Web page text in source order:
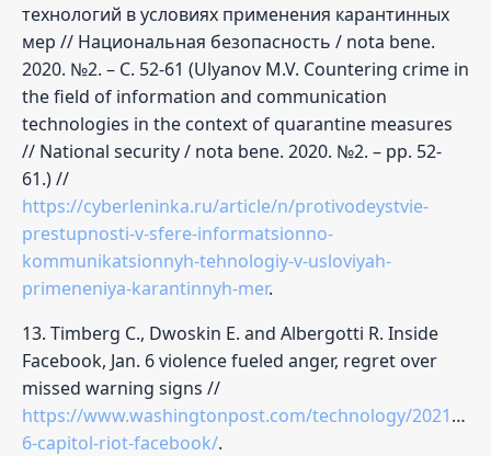
технологий в условиях применения карантинных
мер // Национальная безопасность / nota bene.
2020. №2. – C. 52-61 (Ulyanov M.V. Countering crime in
the field of information and communication
technologies in the context of quarantine measures
// National security / nota bene. 2020. №2. – pp. 52-
61.) //
https://cyberleninka.ru/article/n/protivodeystvie-
prestupnosti-v-sfere-informatsionno-
kommunikatsionnyh-tehnologiy-v-usloviyah-
primeneniya-karantinnyh-mer.
13. Timberg C., Dwoskin E. and Albergotti R. Inside
Facebook, Jan. 6 violence fueled anger, regret over
missed warning signs //
https://www.washingtonpost.com/technology/2021/10/
6-capitol-riot-facebook/.